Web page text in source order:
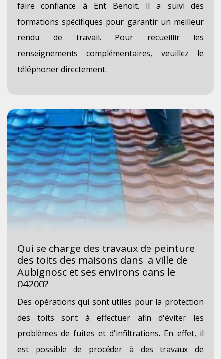
faire confiance à Ent Benoit. Il a suivi des
formations spécifiques pour garantir un meilleur
rendu de travail. Pour recueillir les
renseignements complémentaires, veuillez le
téléphoner directement.
Qui se charge des travaux de peinture
des toits des maisons dans la ville de
Aubignosc et ses environs dans le
04200?
Des opérations qui sont utiles pour la protection
des toits sont à effectuer afin d'éviter les
problèmes de fuites et d'infiltrations. En effet, il
est possible de procéder à des travaux de